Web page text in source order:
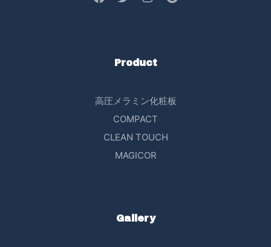
Product
高圧メラミン化粧板
COMPACT
CLEAN TOUCH
MAGICOR
Gallery